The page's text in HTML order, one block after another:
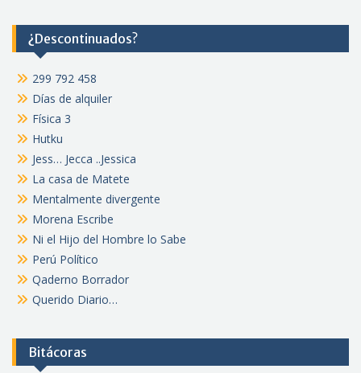
¿Descontinuados?
299 792 458
Días de alquiler
Física 3
Hutku
Jess… Jecca ..Jessica
La casa de Matete
Mentalmente divergente
Morena Escribe
Ni el Hijo del Hombre lo Sabe
Perú Político
Qaderno Borrador
Querido Diario…
Bitácoras